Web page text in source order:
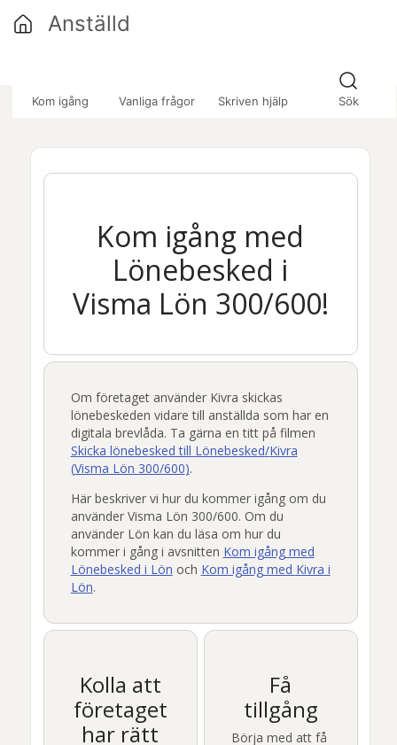
Kom igång Vanliga frågor Skriven hjälp Sök
Anställd
Kom igång med
Lönebesked i
Visma Lön 300/600!
Om företaget använder Kivra skickas
lönebeskeden vidare till anställda som har en
digitala brevlåda. Ta gärna en titt på filmen
Skicka lönebesked till Lönebesked/Kivra
(Visma Lön 300/600).
Här beskriver vi hur du kommer igång om du
använder Visma Lön 300/600. Om du
använder Lön kan du läsa om hur du
kommer i gång i avsnitten Kom igång med
Lönebesked i Lön och Kom igång med Kivra i
Lön.
Kolla att
företaget
har rätt
Få
tillgång
Börja med att få